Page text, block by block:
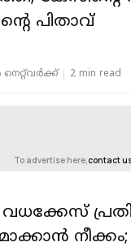
പിതാവ്
നെറ്റ്‌വര്‍ക്ക്‌ 2 min read
To advertise here,contact
വധക്കേസ്
നീക്കം;